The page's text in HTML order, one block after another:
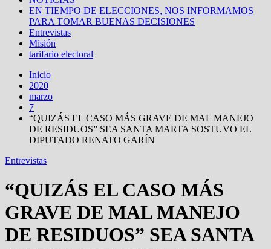
EN TIEMPO DE ELECCIONES, NOS INFORMAMOS
PARA TOMAR BUENAS DECISIONES
Entrevistas
Misión
tarifario electoral
Inicio
2020
marzo
7
“QUIZÁS EL CASO MÁS GRAVE DE MAL MANEJO
DE RESIDUOS” SEA SANTA MARTA SOSTUVO EL
DIPUTADO RENATO GARÍN
Entrevistas
“QUIZÁS EL CASO MÁS
GRAVE DE MAL MANEJO
DE RESIDUOS” SEA SANTA